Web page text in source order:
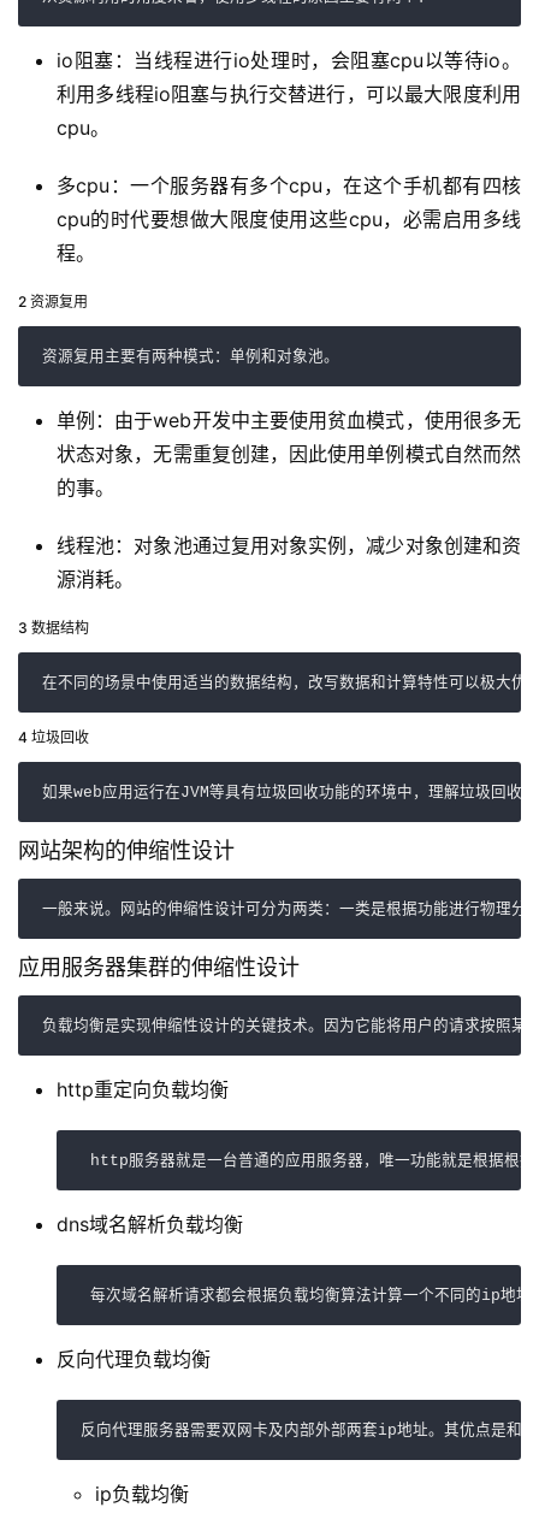
io阻塞：当线程进行io处理时，会阻塞cpu以等待io。
利用多线程io阻塞与执行交替进行，可以最大限度利用
cpu。
多cpu：一个服务器有多个cpu，在这个手机都有四核
cpu的时代要想做大限度使用这些cpu，必需启用多线
程。
2 资源复用
资源复用主要有两种模式：单例和对象池。
单例：由于web开发中主要使用贫血模式，使用很多无
状态对象，无需重复创建，因此使用单例模式自然而然
的事。
线程池：对象池通过复用对象实例，减少对象创建和资
源消耗。
3 数据结构
在不同的场景中使用适当的数据结构，改写数据和计算特性可以极大
4 垃圾回收
如果web应用运行在JVM等具有垃圾回收功能的环境中，理解垃圾回
网站架构的伸缩性设计
一般来说。网站的伸缩性设计可分为两类：一类是根据功能进行物理
应用服务器集群的伸缩性设计
负载均衡是实现伸缩性设计的关键技术。因为它能将用户的请求按照
http重定向负载均衡
http服务器就是一台普通的应用服务器，唯一功能就是根据根
dns域名解析负载均衡
每次域名解析请求都会根据负载均衡算法计算一个不同的ip地
反向代理负载均衡
反向代理服务器需要双网卡及内部外部两套ip地址。其优点是和
ip负载均衡